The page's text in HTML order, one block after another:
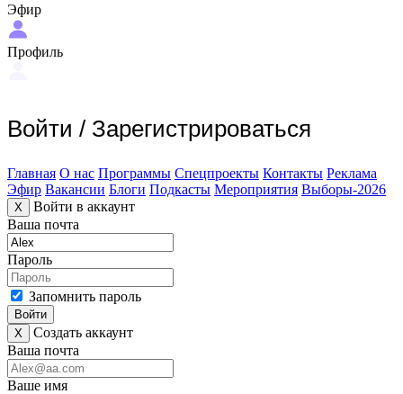
Эфир
Профиль
Войти / Зарегистрироваться
Главная О нас Программы Спецпроекты Контакты Реклама
Эфир Вакансии Блоги Подкасты Мероприятия Выборы-2026
X
Войти в аккаунт
Ваша почта
Пароль
Запомнить пароль
Войти
X
Создать аккаунт
Ваша почта
Ваше имя